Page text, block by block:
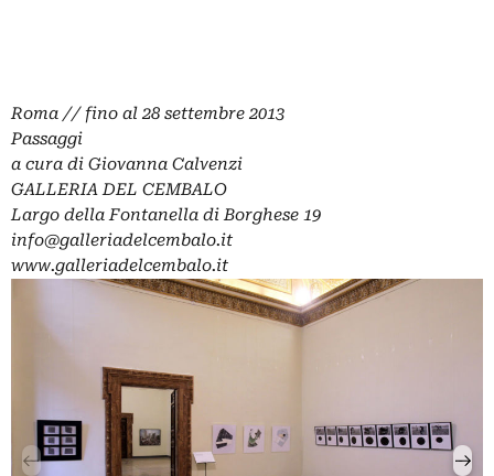
Roma // fino al 28 settembre 2013
Passaggi
a cura di Giovanna Calvenzi
GALLERIA DEL CEMBALO
Largo della Fontanella di Borghese 19
info@galleriadelcembalo.it
www.galleriadelcembalo.it